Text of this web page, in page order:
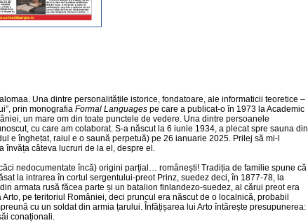
Una dintre personalitățile istorice, fondatoare, ale informaticii teoretice –
prin monografia Formal Languages pe care a publicat-o în 1973 la Academic
un mare om din toate punctele de vedere. Una dintre persoanele
cu care am colaborat. S-a născut la 6 iunie 1934, a plecat spre sauna din
e înghețat, raiul e o saună perpetuă) pe 26 ianuarie 2025. Prilej să mi-l
învăța câteva lucruri de la el, despre el.
nedocumentate încă) origini parțial… românești! Tradiția de familie spune că
la intrarea în cortul sergentului-preot Prinz, suedez deci, în 1877-78, la
armata rusă făcea parte și un batalion finlandezo-suedez, al cărui preot era
pe teritoriul României, deci pruncul era născut de o localnică, probabil
cu un soldat din armia țarului. Înfățișarea lui Arto întărește presupunerea:
conaționali.